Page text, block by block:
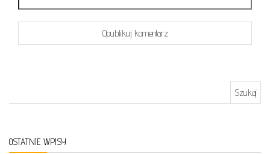
OSTATNIE WPISY